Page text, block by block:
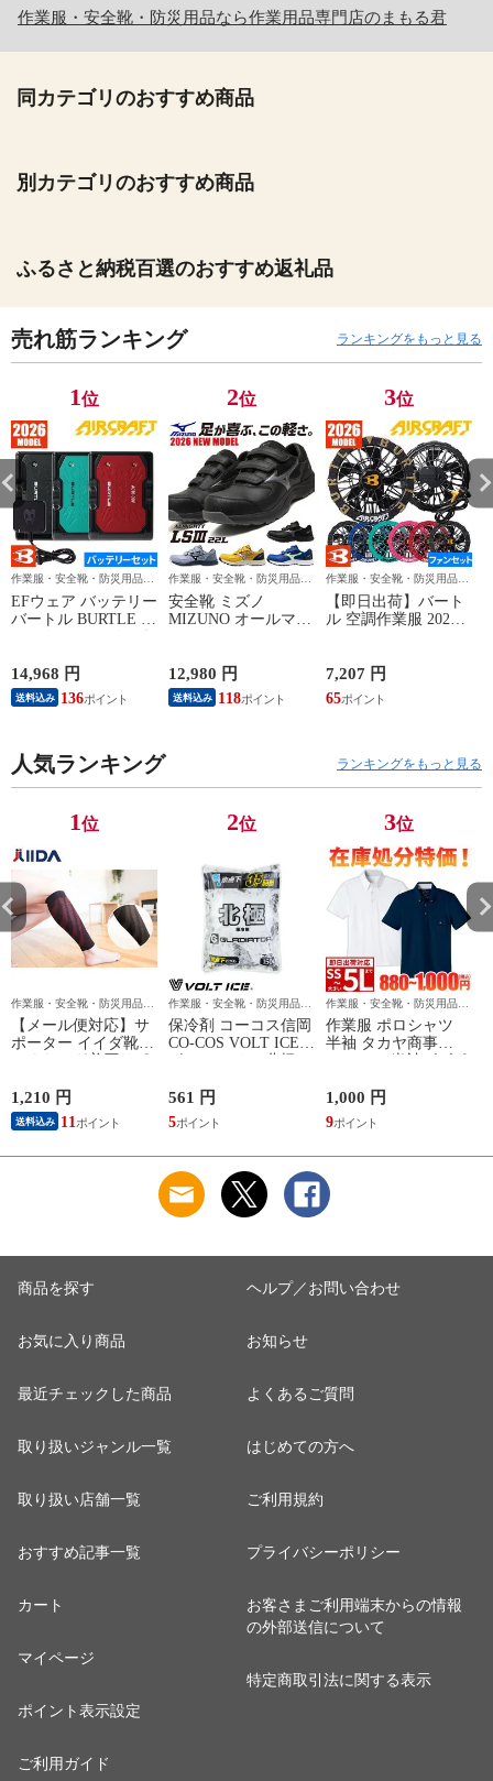
作業服・安全靴・防災用品なら作業用品専門店のまもる君
同カテゴリのおすすめ商品
別カテゴリのおすすめ商品
ふるさと納税百選のおすすめ返礼品
売れ筋ランキング ランキングをもっと見る
1位
作業服・安全靴・防災用品な
ら作業用品専門店のまもる君
EFウェア バッテリー
バートル BURTLE エ
アークラフト リチウ
2026年モデル AC10
作業着 作業服 春夏
14,968 円
送料込み 136
2位
作業服・安全靴・防災用品な
ら作業用品専門店のまもる君
安全靴 ミズノ
MIZUNO オールマイ
F1GA260109、
F1GA260125、
F1GA260127、
12,980 円
送料込み 118
3位
作業服・安全靴・防災用品な
ら作業用品専門店のまもる君
【即日出荷】バート
ル 空調作業服 2026
作業着 ファン 防水
EFウェア AC10-1
AC10-2 BURTLE
服 春夏 猛暑 暑さ対
策 洗えるファン
7,207 円
65
人気ランキング ランキングをもっと見る
1位
作業服・安全靴・防災用品な
ら作業用品専門店のまもる君
【メール便対応】サ
ポーター イイダ靴下
1,210 円
送料込み 11
2位
作業服・安全靴・防災用品な
ら作業用品専門店のまもる君
保冷剤 コーコス信岡
CO-COS VOLT ICE
GI-46411 作業着 作業
服 春夏
561 円
5
3位
作業服・安全靴・防災用品な
ら作業用品専門店のまもる君
作業服 ポロシャツ
半袖 タカヤ商事
春夏
1,000 円
9
商品を探す
お気に入り商品
最近チェックした商品
取り扱いジャンル一覧
取り扱い店舗一覧
おすすめ記事一覧
カート
マイページ
ポイント表示設定
ご利用ガイド
ヘルプ／お問い合わせ
お知らせ
よくあるご質問
はじめての方へ
ご利用規約
プライバシーポリシー
お客さまご利用端末からの情報
の外部送信について
特定商取引法に関する表示